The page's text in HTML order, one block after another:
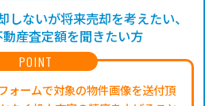
POINT
ォームで対象の物件画像を送付頂
しないが将来売却を考えたい、
産査定額を聞きたい方